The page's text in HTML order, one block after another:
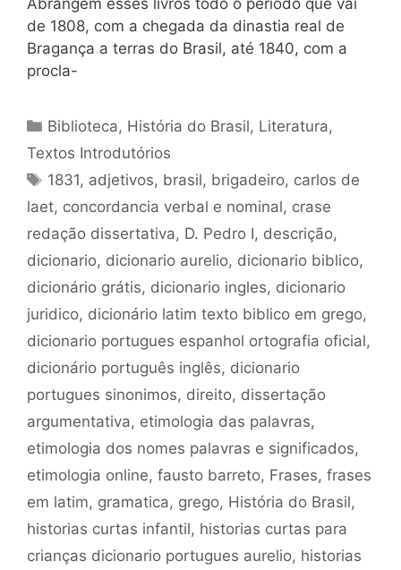
de 1808, com a chegada da dinastia real de
Bragança a terras do Brasil, até 1840, com a
procla-
Categorias
Biblioteca, História do Brasil, Literatura,
Textos Introdutórios
Tags
1831, adjetivos, brasil, brigadeiro, carlos de
laet, concordancia verbal e nominal, crase
redação dissertativa, D. Pedro I, descrição,
dicionario, dicionario aurelio, dicionario biblico,
dicionário grátis, dicionario ingles, dicionario
juridico, dicionário latim texto biblico em grego,
dicionario portugues espanhol ortografia oficial,
dicionário português inglês, dicionario
portugues sinonimos, direito, dissertação
argumentativa, etimologia das palavras,
etimologia dos nomes palavras e significados,
etimologia online, fausto barreto, Frases, frases
em latim, gramatica, grego, História do Brasil,
historias curtas infantil, historias curtas para
crianças dicionario portugues aurelio, historias